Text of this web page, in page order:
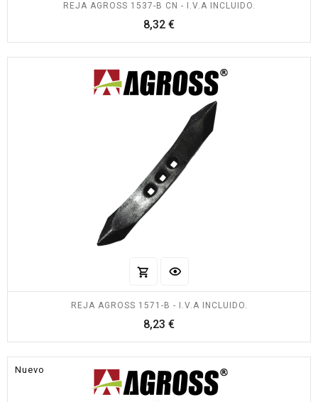
REJA AGROSS 1537-B CN - I.V.A INCLUIDO.
8,32 €Precio
REJA AGROSS 1571-B - I.V.A INCLUIDO.
8,23 €Precio
Nuevo